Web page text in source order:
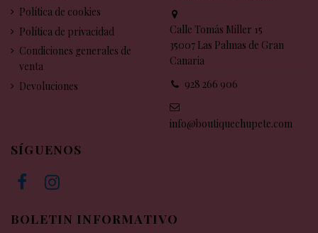
Política de cookies
Política de privacidad
Condiciones generales de
venta
Devoluciones
Calle Tomás Miller 15
35007 Las Palmas de Gran
Canaria
928 266 906
info@boutiquechupete.com
SÍGUENOS
BOLETIN INFORMATIVO